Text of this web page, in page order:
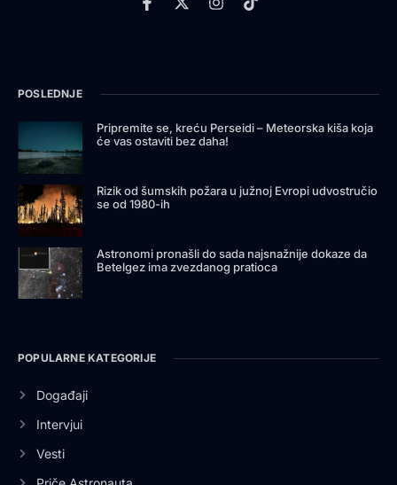
POSLEDNJE
Pripremite se, kreću Perseidi – Meteorska kiša koja
će vas ostaviti bez daha!
Rizik od šumskih požara u južnoj Evropi udvostručio
se od 1980-ih
Astronomi pronašli do sada najsnažnije dokaze da
Betelgez ima zvezdanog pratioca
POPULARNE KATEGORIJE
Događaji
Intervjui
Vesti